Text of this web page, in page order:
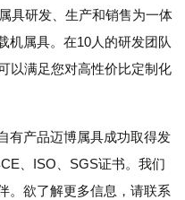
具研发、生产和销售为一体
机属具。在10人的研发团队
以满足您对高性价比定制化
有产品迈博属具成功取得发
、ISO、SGS证书。我们
。欲了解更多信息，请联系